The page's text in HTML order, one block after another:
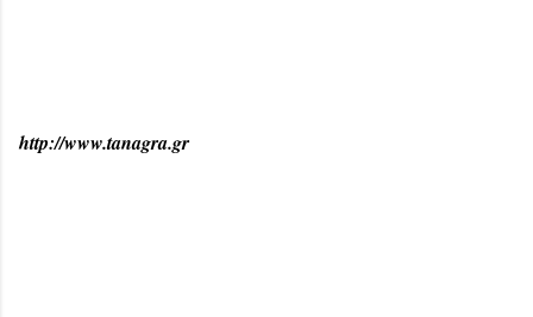
http://www.tanagra.gr